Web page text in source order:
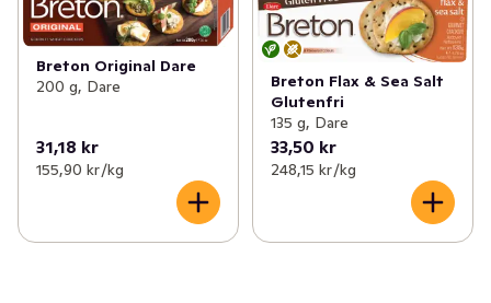
Breton Original Dare
200 g, Dare
31,18 kr
155,90 kr /kg
Breton Flax & Sea Salt
Glutenfri
135 g, Dare
33,50 kr
248,15 kr /kg